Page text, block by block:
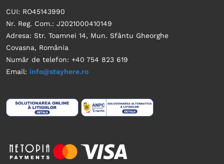
CUI: RO45143990
Nr. Reg. Com.: J2021000410149
Adresa: Str. Toamnei 14, Mun. Sfântu Gheorghe
Covasna, România
Număr de telefon: +40 754 823 619
Email: info@stayhere.ro